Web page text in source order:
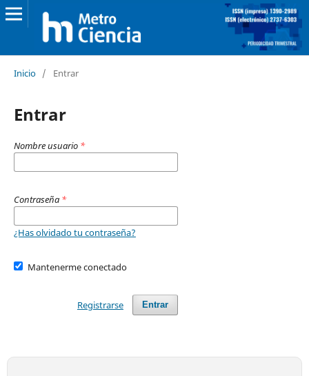
Inicio / Entrar
Entrar
Nombre usuario *
Contraseña *
¿Has olvidado tu contraseña?
Mantenerme conectado
Entrar
Registrarse